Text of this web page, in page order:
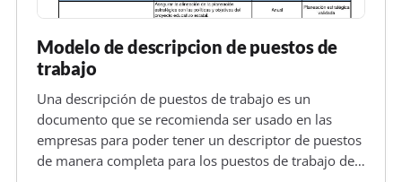
Modelo de descripcion de puestos de
trabajo
Una descripción de puestos de trabajo es un
documento que se recomienda ser usado en las
empresas para poder tener un descriptor de puestos
de manera completa para los puestos de trabajo de